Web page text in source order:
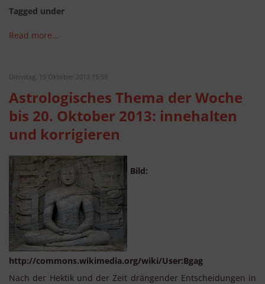
Tagged under
Read more...
Dienstag, 15 Oktober 2013 15:59
Astrologisches Thema der Woche
bis 20. Oktober 2013: innehalten
und korrigieren
Bild:
http://commons.wikimedia.org/wiki/User:Bgag
Nach der Hektik und der Zeit drängender Entscheidungen in